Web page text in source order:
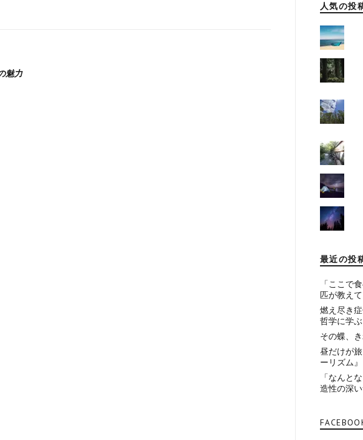
魅力
人気の投
最近の投
「ここで
匹が教え
燃え尽き
哲学に学
その蝶、
昼だけが
ーリズム
「なんと
造性の深